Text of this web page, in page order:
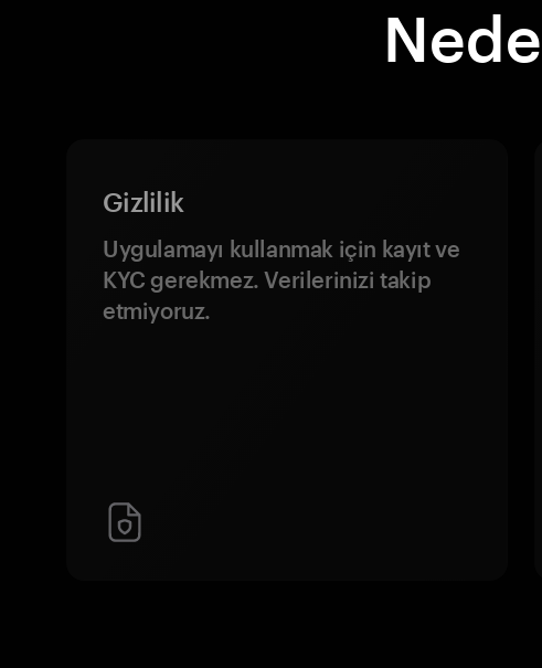
Gizlilik
Uygulamayı kullanmak için kayıt ve
KYC gerekmez. Verilerinizi takip
etmiyoruz.